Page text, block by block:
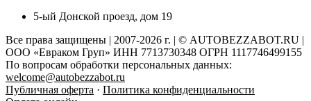
5-ый Донской проезд, дом 19
Все права защищены | 2007-2026 г. | © AUTOBEZZABOT.RU |
ООО «Евраком Груп» ИНН 7713730348 ОГРН 1117746499155
По вопросам обработки персональных данных:
welcome@autobezzabot.ru
Публичная оферта · Политика конфиденциальности